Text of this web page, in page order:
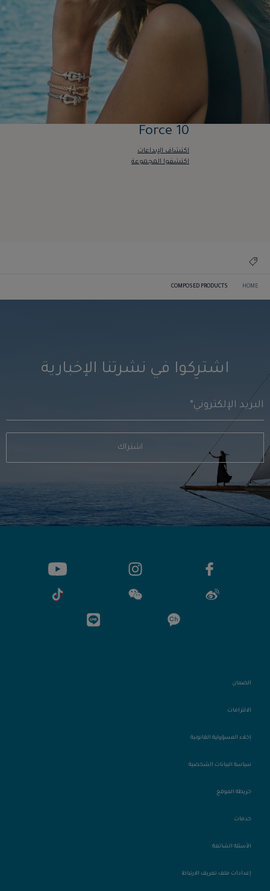
Force 10
اكتشاف الإبداعات
اكتشفوا المجموعة
HOME
COMPOSED PRODUCTS
اشترِكوا في نشرتنا الإخبارية
اشتراك
الضمان
الالتزامات
إخلاء المسؤولية القانونية
سياسة البيانات الشخصية
خريطة الموقع
خدمات
الأسئلة الشائعة
إعدادات ملف تعريف الارتباط